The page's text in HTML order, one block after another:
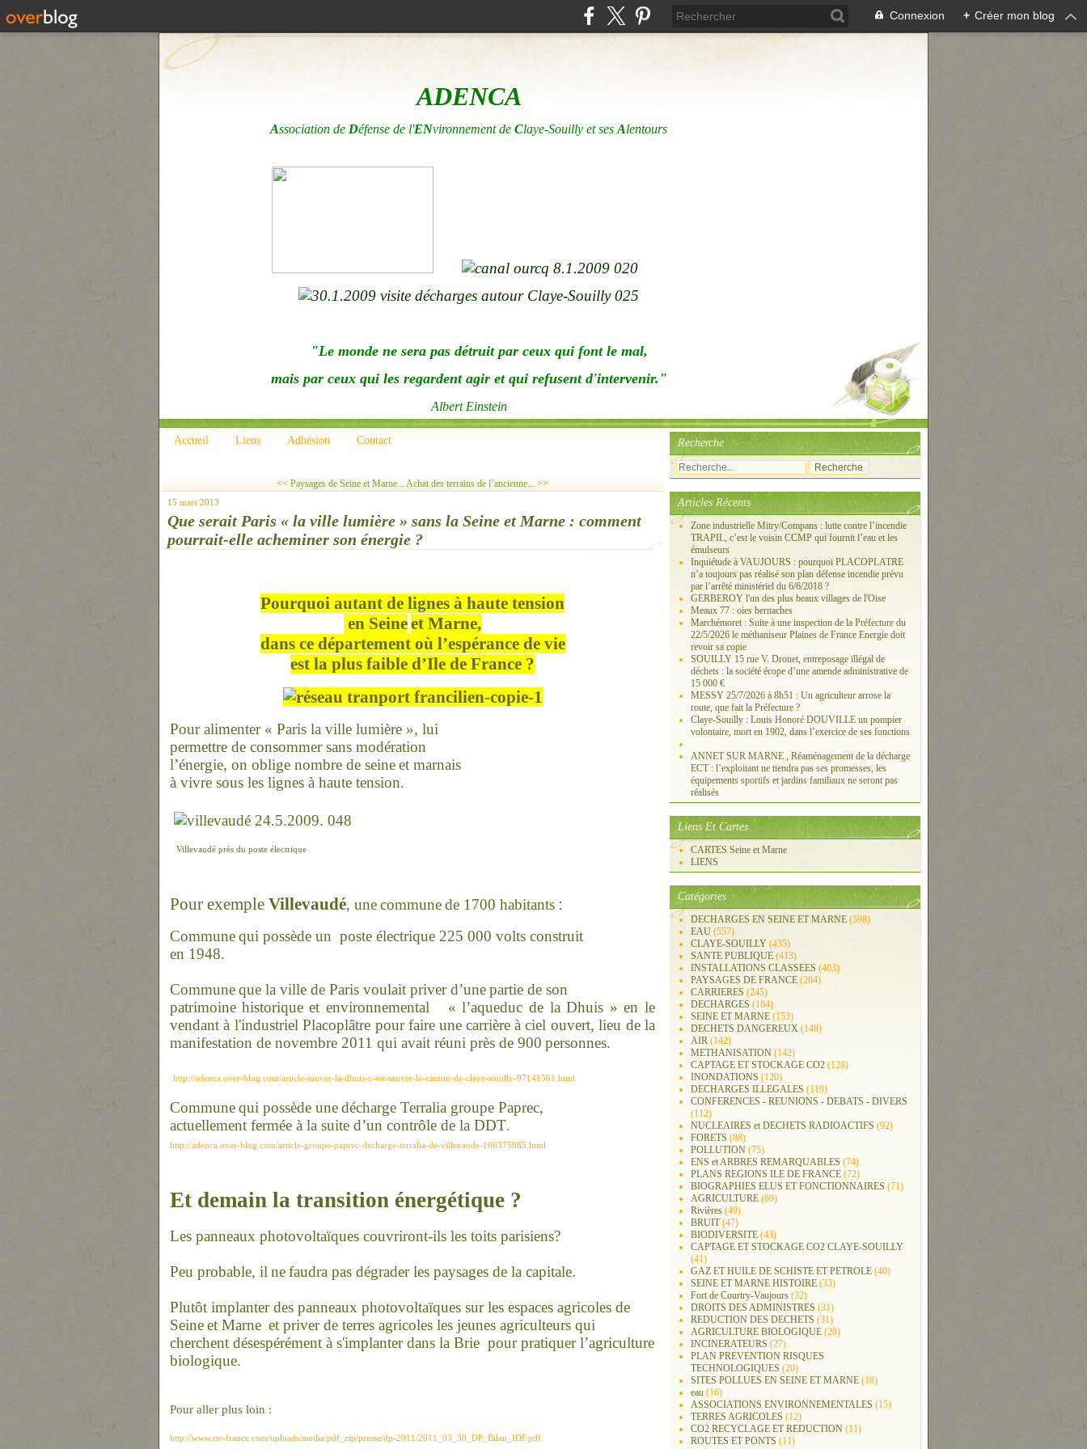
Connexion + Créer mon blog
ADENCA
Association de Défense de l'ENvironnement de Claye-Souilly et ses Alentours
"Le monde ne sera pas détruit par ceux qui font le mal,
mais par ceux qui les regardent agir et qui refusent d'intervenir."
Albert Einstein
Accueil Liens Adhésion Contact
<< Paysages de Seine et Marne...Achat des terrains de l’ancienne... >>
15 mars 2013
Que serait Paris « la ville lumière » sans la Seine et Marne : comment
pourrait-elle acheminer son énergie ?
Pourquoi autant de lignes à haute tension
en Seineet Marne,
dans ce département où l’espérance de vie
est la plus faible d’Ile de France ?
Pour alimenter « Paris la ville lumière », lui
permettre de consommer sans modération
l’énergie, on oblige nombre de seineet marnais
à vivre sous les lignes à haute tension.
Villevaudé près du poste électrique
Pour exemple Villevaudé, unecommunede 1700 habitants :
Communequi possède un poste électrique 225 000 volts construit
en 1948.
Communeque la ville de Paris voulait priver d’unepartie de son
patrimoine historique et environnemental « l’aqueduc de la Dhuis » en le
vendant à l'industriel Placoplâtre pour faire une carrièreà ciel ouvert, lieu de la
manifestation de novembre 2011 qui avait réuni près de 900 personnes.
http://adenca.over-blog.com/article-sauver-la-dhuis-c-est-sauver-le-canton-de-claye-souilly-97141561.html
Communequi possède unedécharge Terralia groupe Paprec,
actuellement fermée à la suite d’un contrôle de la DDT.
http://adenca.over-blog.com/article-groupe-paprec-decharge-terralia-de-villevaude-106375885.html
Et demain la transition énergétique ?
Les panneaux photovoltaïques couvriront-ils les toits parisiens?
Peu probable, il nefaudra pas dégrader les paysages de la capitale.
Plutôt implanter des panneaux photovoltaïques sur les espaces agricoles de
Seineet Marne et priver de terres agricoles les jeunes agriculteurs qui
cherchent désespérément à s'implanter dans la Brie pour pratiquer l’agriculture
biologique.
Pour aller plus loin :
http://www.rte-france.com/uploads/media/pdf_zip/presse/dp-2011/2011_03_30_DP_Bilan_IDF.pdf
Recherche
Articles Récents
Zone industrielle Mitry/Compans : lutte contre l’incendie
TRAPIL, c’est le voisin CCMP qui fournit l’eau et les
émulseurs
Inquiétude à VAUJOURS : pourquoi PLACOPLATRE
n’a toujours pas réalisé son plan défense incendie prévu
par l’arrêté ministériel du 6/6/2018 ?
GERBEROY l'un des plus beaux villages de l'Oise
Meaux 77 : oies bernaches
Marchémoret : Suite à une inspection de la Préfecture du
22/5/2026 le méthaniseur Plaines de France Energie doit
revoir sa copie
SOUILLY 15 rue V. Drouet, entreposage illégal de
déchets : la société écope d’une amende administrative de
15 000 €
MESSY 25/7/2026 à 8h51 : Un agriculteur arrose la
route, que fait la Préfecture ?
Claye-Souilly : Louis Honoré DOUVILLE un pompier
volontaire, mort en 1902, dans l’exercice de ses fonctions
ANNET SUR MARNE , Réaménagement de la décharge
ECT : l’exploitant ne tiendra pas ses promesses, les
équipements sportifs et jardins familiaux ne seront pas
réalisés
Liens Et Cartes
CARTES Seine et Marne
LIENS
Catégories
DECHARGES EN SEINE ET MARNE (598)
EAU (557)
CLAYE-SOUILLY (435)
SANTE PUBLIQUE (413)
INSTALLATIONS CLASSEES (403)
PAYSAGES DE FRANCE (284)
CARRIERES (245)
DECHARGES (184)
SEINE ET MARNE (153)
DECHETS DANGEREUX (148)
AIR (142)
METHANISATION (142)
CAPTAGE ET STOCKAGE CO2 (128)
INONDATIONS (120)
DECHARGES ILLEGALES (119)
CONFERENCES - REUNIONS - DEBATS - DIVERS
(112)
NUCLEAIRES et DECHETS RADIOACTIFS (92)
FORETS (88)
POLLUTION (75)
ENS et ARBRES REMARQUABLES (74)
PLANS REGIONS ILE DE FRANCE (72)
BIOGRAPHIES ELUS ET FONCTIONNAIRES (71)
AGRICULTURE (69)
Rivières (49)
BRUIT(47)
BIODIVERSITE (43)
CAPTAGE ET STOCKAGE CO2 CLAYE-SOUILLY
(41)
GAZ ET HUILE DE SCHISTE ET PETROLE (40)
SEINE ET MARNE HISTOIRE (33)
Fort de Courtry-Vaujours (32)
DROITS DES ADMINISTRES (31)
REDUCTION DES DECHETS (31)
AGRICULTURE BIOLOGIQUE (28)
INCINERATEURS (27)
PLAN PREVENTION RISQUES
TECHNOLOGIQUES (20)
SITES POLLUES EN SEINE ET MARNE (18)
eau (16)
ASSOCIATIONS ENVIRONNEMENTALES (15)
TERRES AGRICOLES (12)
CO2 RECYCLAGE ET REDUCTION (11)
ROUTES ET PONTS (11)